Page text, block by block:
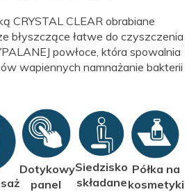
CRYSTAL CLEAR obrabiane
błyszczące łatwe do czyszczenia
powłoce, która spowalnia
wapiennych namnażanie bakterii
Dotykowy
panel
Siedzisko
składane
Półka na
kosmetyki